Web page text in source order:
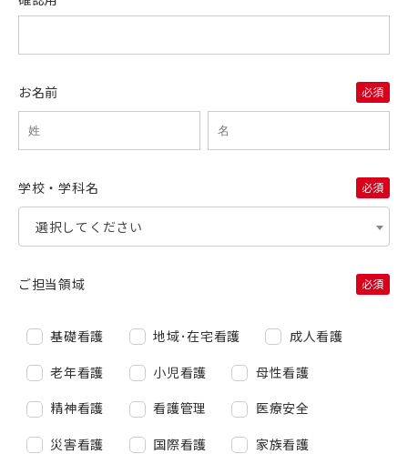
お名前
学校・学科名
選択してください
ご担当領域
基礎看護 地域･在宅看護
成人看護
老年看護
小児看護
母性看護
精神看護
看護管理
医療安全
災害看護
国際看護
家族看護